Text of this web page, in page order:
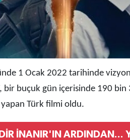
1 Ocak 2022 tarihinde
bir buçuk gün içerisinde 190
Türk filmi oldu.
İNANIR'IN ARDINDAN...